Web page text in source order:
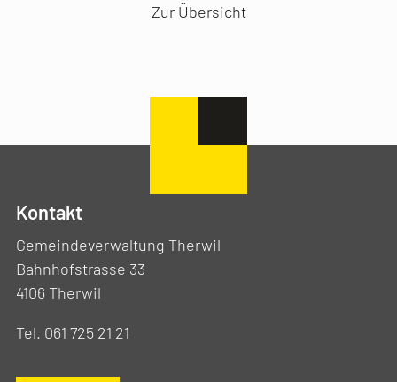
Zur Übersicht
Kontakt
Gemeindeverwaltung Therwil
Bahnhofstrasse 33
4106 Therwil
Tel. 061 725 21 21